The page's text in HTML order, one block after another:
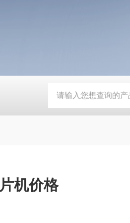
衣机 BY-800\BY-1000八角糖衣机
机价格